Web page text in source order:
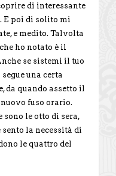
di interessante
E poi di solito mi
e medito. Talvolta
ho notato è il
se sistemi il tuo
una certa
da quando assetto il
fuso orario.
le otto di sera,
la necessità di
le quattro del